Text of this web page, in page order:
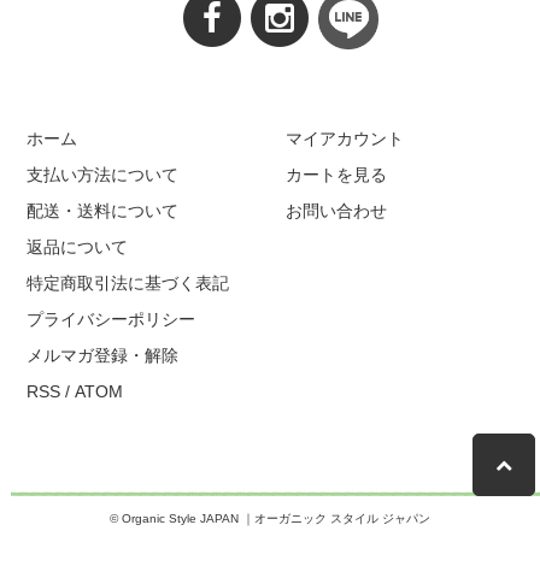
ホーム
支払い方法について
配送・送料について
返品について
特定商取引法に基づく表記
プライバシーポリシー
メルマガ登録・解除
RSS /ATOM
マイアカウント
カートを見る
お問い合わせ
© Organic Style JAPAN ｜オーガニック スタイル ジャパン